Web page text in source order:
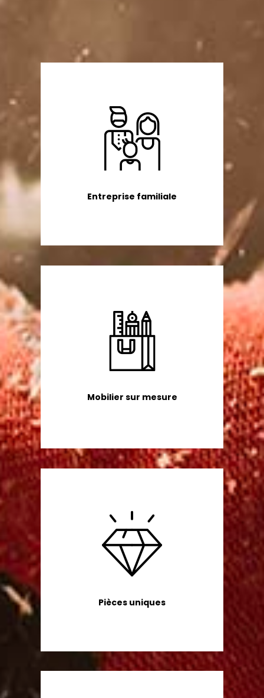
Entreprise familiale
Mobilier sur mesure
Pièces uniques